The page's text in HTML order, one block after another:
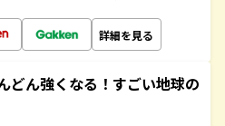
詳細を見る
どん強くなる！すごい地球の